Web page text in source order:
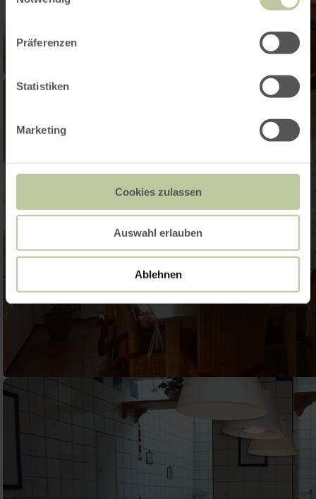
Präferenzen
Statistiken
Marketing
Cookies zulassen
Auswahl erlauben
Ablehnen